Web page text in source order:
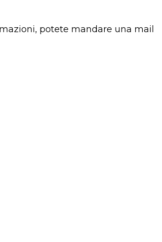
potete mandare una mail